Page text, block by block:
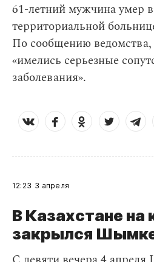
61-летний мужчина умер
территориальной
По сообщению
«имелись серьезные
заболевания».
12:23 3 апреля
В Казахстане на
закрылся